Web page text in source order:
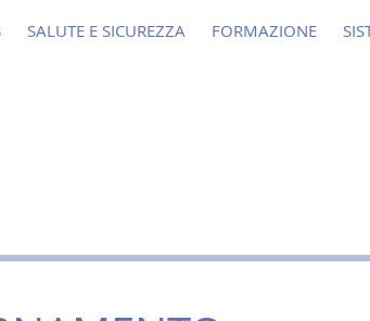
SALUTE E SICUREZZA FORMAZIONE